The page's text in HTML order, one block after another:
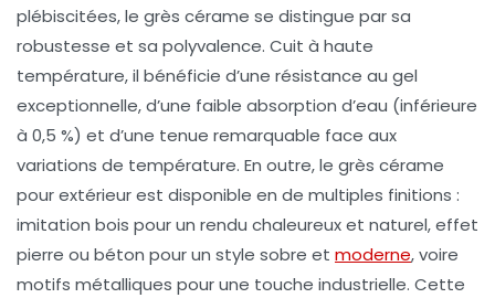
plébiscitées, le grès cérame se distingue par sa
robustesse et sa polyvalence. Cuit à haute
température, il bénéficie d’une résistance au gel
exceptionnelle, d’une faible absorption d’eau (inférieure
à 0,5 %) et d’une tenue remarquable face aux
variations de température. En outre, le grès cérame
pour extérieur est disponible en de multiples finitions :
imitation bois pour un rendu chaleureux et naturel, effet
pierre ou béton pour un style sobre et moderne, voire
motifs métalliques pour une touche industrielle. Cette